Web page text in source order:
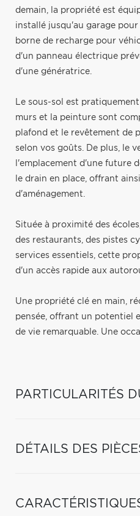
demain, la propriété est
installé jusqu'au garage
borne de recharge pour
d'un panneau électrique
d'une génératrice.
Le sous-sol est
murs et la peinture sont
plafond et le revêtement de
selon vos goûts. De plus, le
l'emplacement d'une future
le drain en place, offrant
d'aménagement.
Située à proximité des
des restaurants, des pistes
services essentiels, cette
d'un accès rapide aux
Une propriété clé en main,
pensée, offrant un potentiel
de vie remarquable. Une
PARTICULARITÉS
DÉTAILS DES